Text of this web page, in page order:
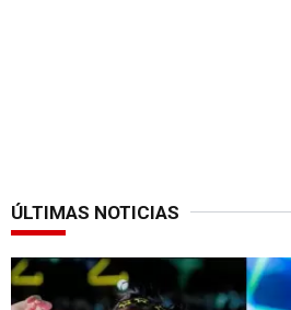
ÚLTIMAS NOTICIAS